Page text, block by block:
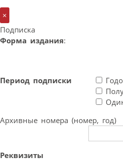
×
Подписка
Форма издания:
Период подписки
Архивные номера (номер, год)
Реквизиты